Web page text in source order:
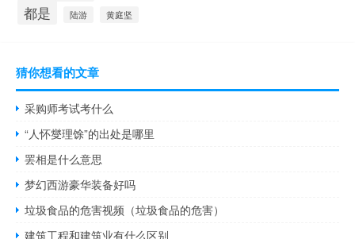
都是 陆游 黄庭坚
猜你想看的文章
采购师考试考什么
“人怀燮理馀”的出处是哪里
罢相是什么意思
梦幻西游豪华装备好吗
垃圾食品的危害视频（垃圾食品的危害）
建筑工程和建筑业有什么区别